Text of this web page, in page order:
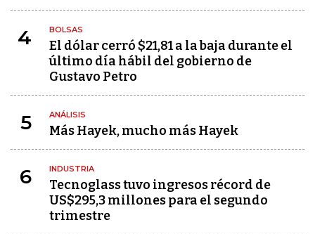
4 BOLSAS
El dólar cerró $21,81 a la baja durante el
último día hábil del gobierno de
Gustavo Petro
5 ANÁLISIS
Más Hayek, mucho más Hayek
6 INDUSTRIA
Tecnoglass tuvo ingresos récord de
US$295,3 millones para el segundo
trimestre